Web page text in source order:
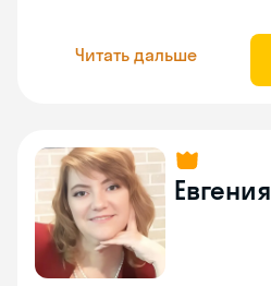
Читать дальше
Евгения